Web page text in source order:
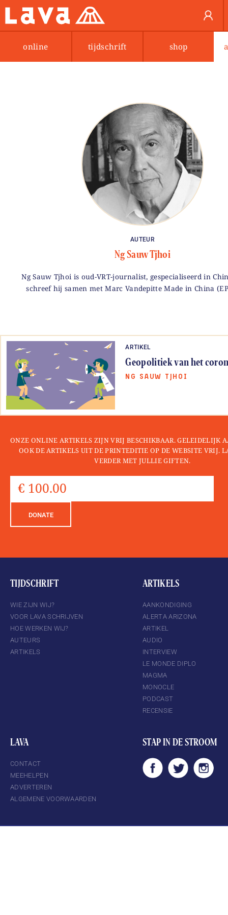
online tijdschrift shop
AUTEUR
Ng Sauw Tjhoi
Ng Sauw Tjhoi is oud-VRT-journalist, gespecialiseerd in
schreef hij samen met Marc Vandepitte Made in China
ARTIKEL
Geopolitiek van het
NG SAUW TJHOI
ONZE ONLINE ARTIKELS ZIJN VRIJ BESCHIKBAAR. GELEIDELIJK
OOK DE ARTIKELS UIT DE PRINTEDITIE OP DE WEBSITE VRIJ.
VERDER MET JULLIE GIFTEN.
DONATE
TIJDSCHRIFT
WIE ZIJN WIJ?
VOOR LAVA SCHRIJVEN
HOE WERKEN WIJ?
AUTEURS
ARTIKELS
ARTIKELS
AANKONDIGING
ALERTA ARIZONA
ARTIKEL
AUDIO
INTERVIEW
LE MONDE DIPLO
MAGMA
MONOCLE
PODCAST
RECENSIE
LAVA
CONTACT
MEEHELPEN
ADVERTEREN
ALGEMENE VOORWAARDEN
STAP IN DE STROOM